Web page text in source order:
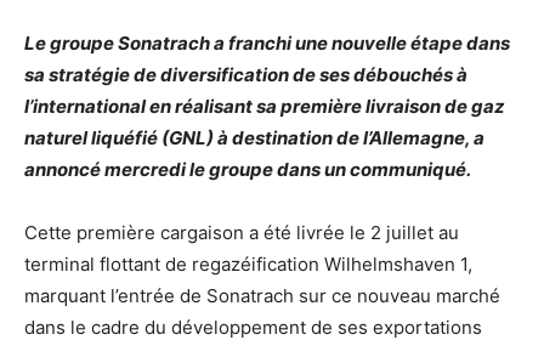
Le groupe Sonatrach a franchi une nouvelle étape dans
sa stratégie de diversification de ses débouchés à
l’international en réalisant sa première livraison de gaz
naturel liquéfié (GNL) à destination de l’Allemagne, a
annoncé mercredi le groupe dans un communiqué.
Cette première cargaison a été livrée le 2 juillet au
terminal flottant de regazéification Wilhelmshaven 1,
marquant l’entrée de Sonatrach sur ce nouveau marché
dans le cadre du développement de ses exportations